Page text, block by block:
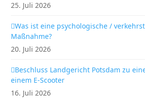
25. Juli 2026
Was ist eine psychologische /
Maßnahme?
20. Juli 2026
Beschluss Landgericht Potsdam zu
einem E-Scooter
16. Juli 2026